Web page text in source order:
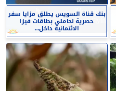
بنك قناة السويس يطلق مزايا سفر
حصرية لحاملي بطاقات فيزا
الائتمانية داخل...